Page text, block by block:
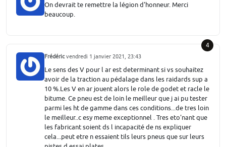
On devrait te remettre la légion d'honneur. Merci
beaucoup.
4
Frédéricvendredi 1 janvier 2021, 23:43
Le sens des V pour l ar est determinant si vs souhaitez
avoir de la traction au pédalage dans les raidards sup a
10 %.Les V en ar jouent alors le role de godet et racle le
bitume. Ce pneu est de loin le meilleur que j ai pu tester
parmi les ht de gamme dans ces conditions...de tres loin
le meilleur..c esy meme exceptionnel . Tres eto'nant que
les fabricant soient ds l incapacité de ns expliquer
cela...peut etre n essaient tils leurs pneus que sur leurs